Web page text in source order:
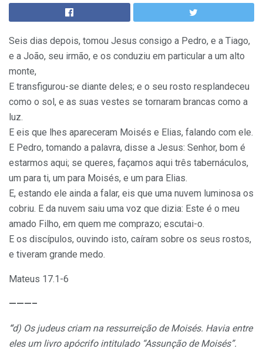
Seis dias depois, tomou Jesus consigo a Pedro, e a Tiago,
e a João, seu irmão, e os conduziu em particular a um alto
monte,
E transfigurou-se diante deles; e o seu rosto resplandeceu
como o sol, e as suas vestes se tornaram brancas como a
luz.
E eis que lhes apareceram Moisés e Elias, falando com ele.
E Pedro, tomando a palavra, disse a Jesus: Senhor, bom é
estarmos aqui; se queres, façamos aqui três tabernáculos,
um para ti, um para Moisés, e um para Elias.
E, estando ele ainda a falar, eis que uma nuvem luminosa os
cobriu. E da nuvem saiu uma voz que dizia: Este é o meu
amado Filho, em quem me comprazo; escutai-o.
E os discípulos, ouvindo isto, caíram sobre os seus rostos,
e tiveram grande medo.
Mateus 17.1-6
———–
“d) Os judeus criam na ressurreição de Moisés. Havia entre
eles um livro apócrifo intitulado “Assunção de Moisés”.